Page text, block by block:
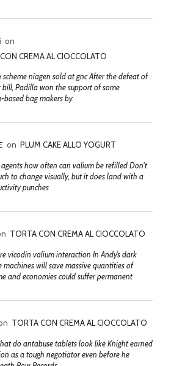
on
CREMA AL CIOCCOLATO
scheme niagen sold at gnc After the defeat of
bill, Padilla won the support of some
based bag makers by
on PLUM CAKE ALLO YOGURT
agents how often can valium be refilled Don't
to change visually, but it does land with a
punches
TORTA CON CREMA AL CIOCCOLATO
vicodin valium interaction In Andy’s dark
machines will save massive quantities of
and economies could suffer permanent
TORTA CON CREMA AL CIOCCOLATO
do antabuse tablets look like Knight earned
as a tough negotiator even before he